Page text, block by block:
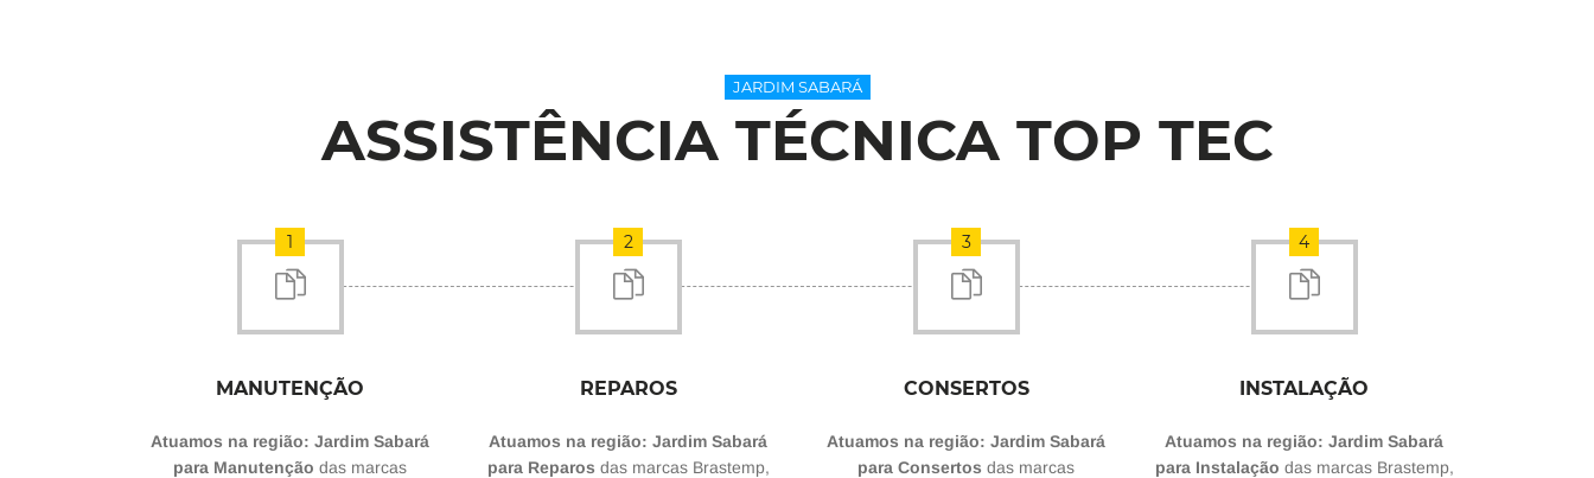
JARDIM SABARÁ
ASSISTÊNCIA TÉCNICA TOP TEC
1
MANUTENÇÃO
Atuamos na região: Jardim Sabará
para Manutenção das marcas
2
REPAROS
Atuamos na região: Jardim Sabará
para Reparos das marcas Brastemp,
3
CONSERTOS
Atuamos na região: Jardim Sabará
para Consertos das marcas
4
INSTALAÇÃO
Atuamos na região: Jardim Sabará
para Instalação das marcas Brastemp,